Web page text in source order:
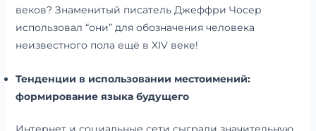
веков? Знаменитый писатель Джеффри Чосер
использовал “они” для обозначения человека
неизвестного пола ещё в XIV веке!
Тенденции в использовании местоимений:
формирование языка будущего